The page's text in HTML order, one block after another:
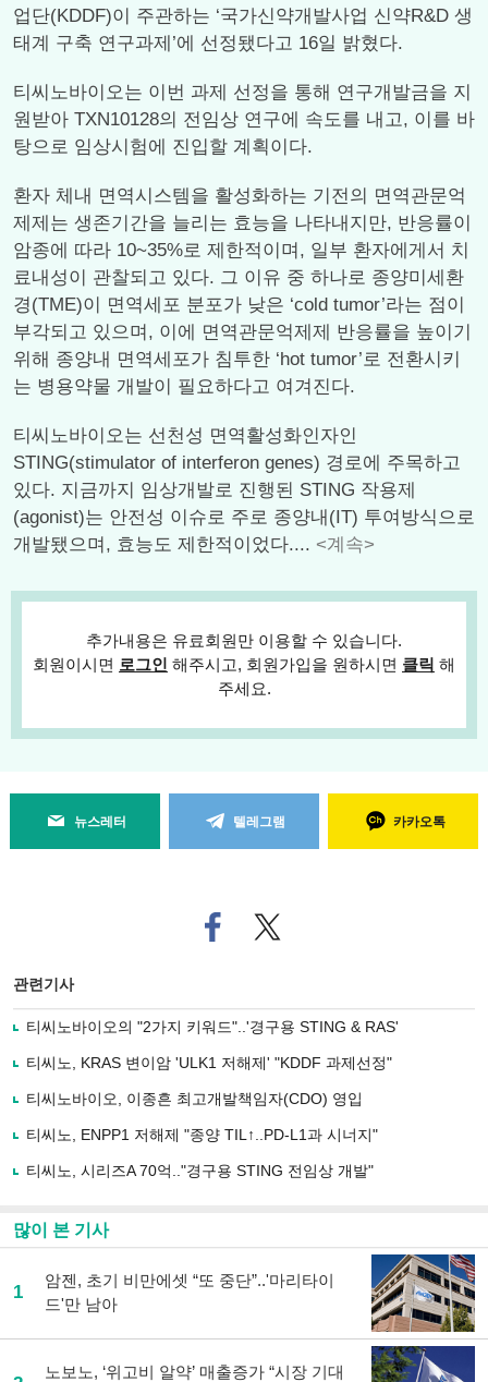
업단(KDDF)이 주관하는 ‘국가신약개발사업 신약R&D 생
태계 구축 연구과제’에 선정됐다고 16일 밝혔다.
티씨노바이오는 이번 과제 선정을 통해 연구개발금을 지
원받아 TXN10128의 전임상 연구에 속도를 내고, 이를 바
탕으로 임상시험에 진입할 계획이다.
환자 체내 면역시스템을 활성화하는 기전의 면역관문억
제제는 생존기간을 늘리는 효능을 나타내지만, 반응률이
암종에 따라 10~35%로 제한적이며, 일부 환자에게서 치
료내성이 관찰되고 있다. 그 이유 중 하나로 종양미세환
경(TME)이 면역세포 분포가 낮은 ‘cold tumor’라는 점이
부각되고 있으며, 이에 면역관문억제제 반응률을 높이기
위해 종양내 면역세포가 침투한 ‘hot tumor’로 전환시키
는 병용약물 개발이 필요하다고 여겨진다.
티씨노바이오는 선천성 면역활성화인자인
STING(stimulator of interferon genes) 경로에 주목하고
있다. 지금까지 임상개발로 진행된 STING 작용제
(agonist)는 안전성 이슈로 주로 종양내(IT) 투여방식으로
개발됐으며, 효능도 제한적이었다.... <계속>
추가내용은 유료회원만 이용할 수 있습니다.
회원이시면 로그인 해주시고, 회원가입을 원하시면 클릭 해
주세요.
뉴스레터 텔레그램 카카오톡
페
이
로
기
사
유
기
트위
터로
관련기사
티씨노바이오의 "2가지 키워드"..'경구용 STING & RAS'
티씨노, KRAS 변이암 'ULK1 저해제' "KDDF 과제선정"
티씨노바이오, 이종흔 최고개발책임자(CDO) 영입
티씨노, ENPP1 저해제 "종양 TIL↑..PD-L1과 시너지"
티씨노, 시리즈A 70억.."경구용 STING 전임상 개발"
많이 본 기사
1
암젠, 초기 비만에셋 “또 중단”..'마리타이
드'만 남아
노보노, ‘위고비 알약’ 매출증가 “시장 기대